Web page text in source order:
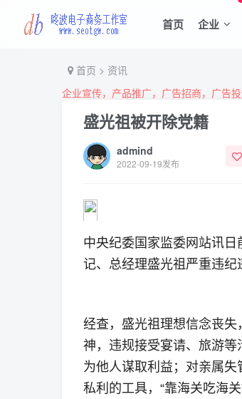
首页 企业
首页 > 资讯
企业宣传，产品推广，广告招商，广告
盛光祖被开除党籍
admind
2022-09-19发布
中央纪委国家监委网站讯
记、总经理盛光祖严重违纪
经查，盛光祖理想信念丧
神，违规接受宴请、旅游
为他人谋取利益；对亲属
私利的工具，“靠海关吃海